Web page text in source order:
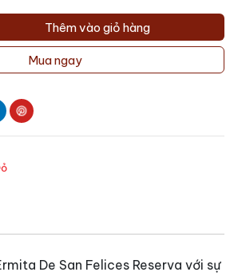
Thêm vào giỏ hàng
Mua ngay
De San Felices Reserva với sự